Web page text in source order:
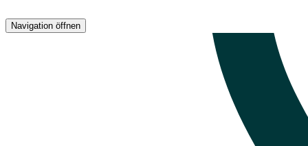
Navigation öffnen